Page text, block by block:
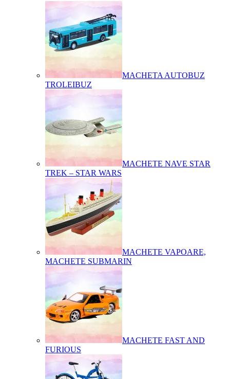
MACHETA AUTOBUZ
TROLEIBUZ
MACHETE NAVE STAR
TREK – STAR WARS
MACHETE VAPOARE,
MACHETE SUBMARIN
MACHETE FAST AND
FURIOUS